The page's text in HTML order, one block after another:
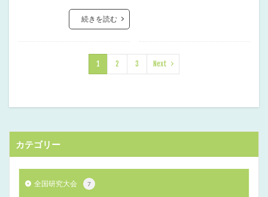
続きを読む
1 2 3 Next
カテゴリー
全国研究大会 7